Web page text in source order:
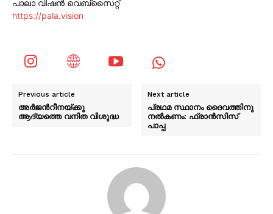
പാലാ വിഷൻ വെബ്സൈറ്റ്
https://pala.vision
Previous article
അർജന്‍റീനയ്ക്കു
ആദ്യത്തെ വനിത വിശുദ്ധ
Next article
പ്രഥമ സ്ഥാനം ദൈവത്തിനു
നൽകണം: ഫ്രാൻസിസ്
പാപ്പ